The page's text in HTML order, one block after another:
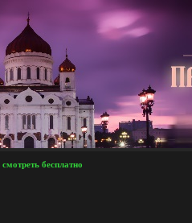
смотреть бесплатно